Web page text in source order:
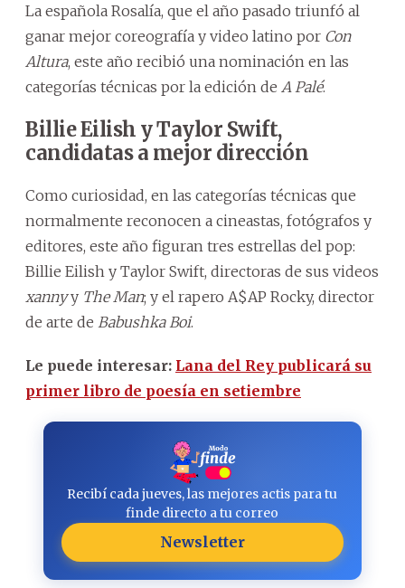
La española Rosalía, que el año pasado triunfó al
ganar mejor coreografía y video latino por Con
Altura, este año recibió una nominación en las
categorías técnicas por la edición de A Palé.
Billie Eilish y Taylor Swift,
candidatas a mejor dirección
Como curiosidad, en las categorías técnicas que
normalmente reconocen a cineastas, fotógrafos y
editores, este año figuran tres estrellas del pop:
Billie Eilish y Taylor Swift, directoras de sus videos
xannyy The Man; y el rapero A$AP Rocky, director
de arte de Babushka Boi.
Le puede interesar: Lana del Rey publicará su
primer libro de poesía en setiembre
Recibí cada jueves, las mejores actis para tu
finde directo a tu correo
Newsletter